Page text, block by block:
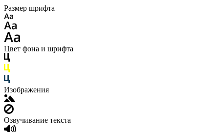
Размер шрифта
Цвет фона и шрифта
Изображения
Озвучивание текста